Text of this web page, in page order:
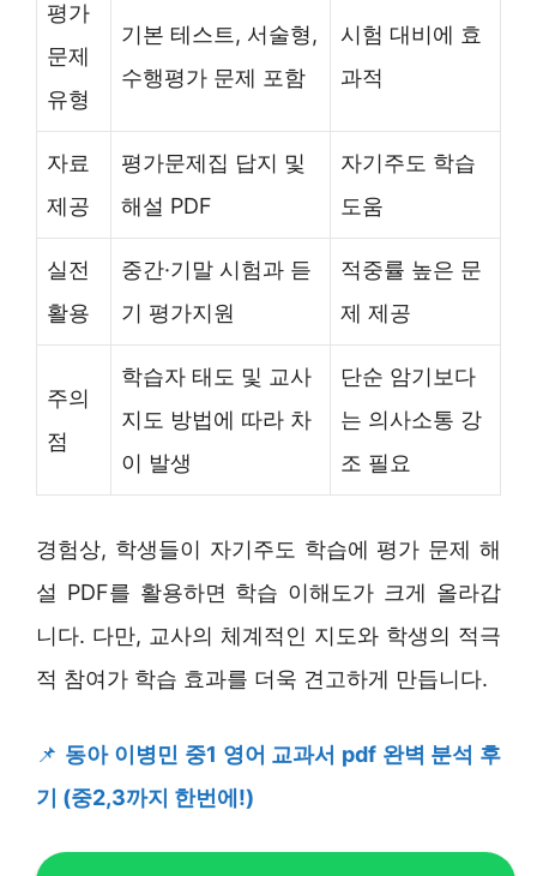
평가
문제
유형
기본 테스트, 서술형,
수행평가 문제 포함
시험 대비에 효
과적
자료
제공
평가문제집 답지 및
해설 PDF
자기주도 학습
도움
실전
활용
중간·기말 시험과 듣
기 평가지원
적중률 높은 문
제 제공
주의
점
학습자 태도 및 교사
지도 방법에 따라 차
이 발생
단순 암기보다
는 의사소통 강
조 필요
경험상, 학생들이 자기주도 학습에 평가 문제 해
설 PDF를 활용하면 학습 이해도가 크게 올라갑
니다. 다만, 교사의 체계적인 지도와 학생의 적극
적 참여가 학습 효과를 더욱 견고하게 만듭니다.
📌 동아 이병민 중1 영어 교과서 pdf 완벽 분석 후
기 (중2,3까지 한번에!)